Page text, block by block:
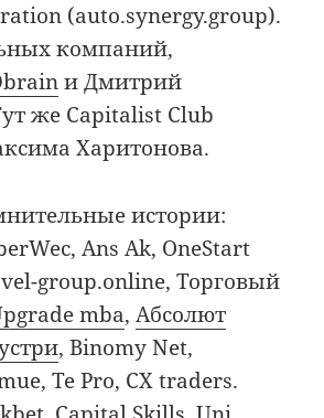
(auto.synergy.group).
компаний,
и Дмитрий
же Capitalist Club
Харитонова.
истории:
Ans Ak, OneStart
group.online, Торговый
mba,Абсолют
, Binomy Net,
Te Pro, CX traders.